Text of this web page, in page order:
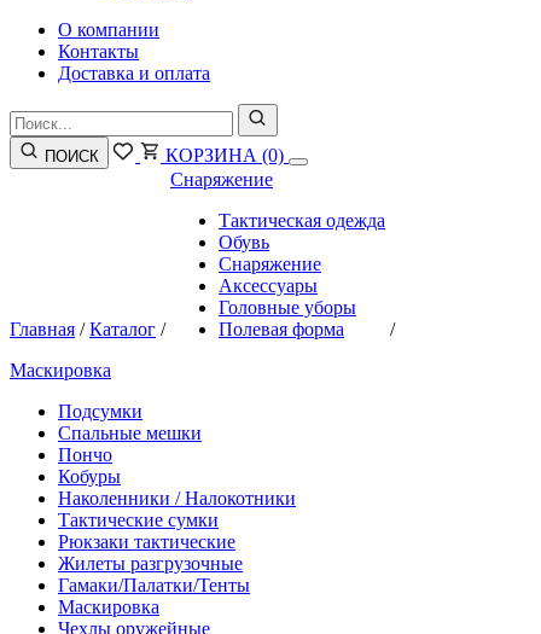
О компании
Контакты
Доставка и оплата
ПОИСК КОРЗИНА (0)
Главная /Каталог /
Снаряжение
Тактическая одежда
Обувь
Снаряжение
Аксессуары
Головные уборы
Полевая форма
/
Маскировка
Подсумки
Спальные мешки
Пончо
Кобуры
Наколенники / Налокотники
Тактические сумки
Рюкзаки тактические
Жилеты разгрузочные
Гамаки/Палатки/Тенты
Маскировка
Чехлы оружейные